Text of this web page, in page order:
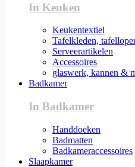
In Keuken
Keukentextiel
Tafelkleden,
Serveerartikelen
Accessoires
glaswerk, kannen &
Badkamer
In Badkamer
Handdoeken
Badmatten
Badkameraccessoires
Slaapkamer